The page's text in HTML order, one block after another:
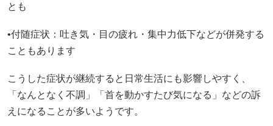
とも
•付随症状：吐き気・目の疲れ・集中力低下などが併発する
こともあります
こうした症状が継続すると日常生活にも影響しやすく、
「なんとなく不調」「首を動かすたび気になる」などの訴
えになることが多いようです。